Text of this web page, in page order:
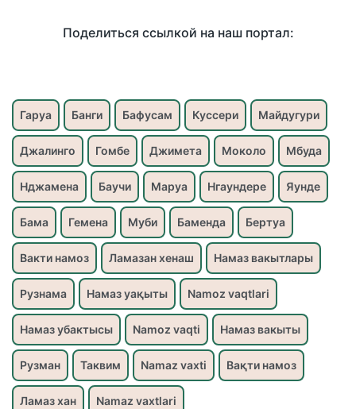
Поделиться ссылкой на наш портал:
Гаруа Банги Бафусам Куссери Майдугури
Джалинго Гомбе Джимета Моколо Мбуда
Нджамена Баучи Маруа Нгаундере Яунде
Бама Гемена Муби Баменда Бертуа
Вакти намоз Ламазан хенаш Намаз вакытлары
Рузнама Намаз уақыты Namoz vaqtlari
Намаз убактысы Namoz vaqti Намаз вакыты
Рузман Таквим Namaz vaxti Вақти намоз
Ламаз хан Namaz vaxtlari